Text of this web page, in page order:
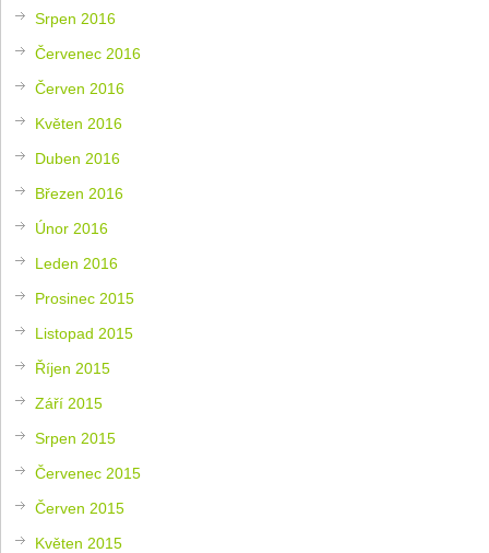
Srpen 2016
Červenec 2016
Červen 2016
Květen 2016
Duben 2016
Březen 2016
Únor 2016
Leden 2016
Prosinec 2015
Listopad 2015
Říjen 2015
Září 2015
Srpen 2015
Červenec 2015
Červen 2015
Květen 2015